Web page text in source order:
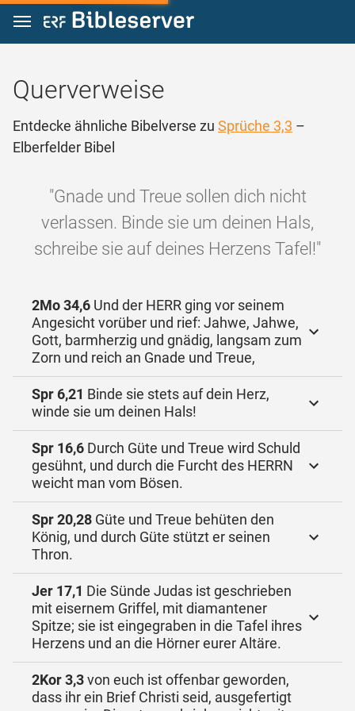
Zum Inhalt springen
Querverweise
Entdecke ähnliche Bibelverse zu Sprüche 3,3 –
Elberfelder Bibel
"Gnade und Treue sollen dich nicht
verlassen. Binde sie um deinen Hals,
schreibe sie auf deines Herzens Tafel!"
2Mo 34,6 Und der HERR ging vor seinem
Angesicht vorüber und rief: Jahwe, Jahwe,
Gott, barmherzig und gnädig, langsam zum
Zorn und reich an Gnade und Treue,
Spr 6,21 Binde sie stets auf dein Herz,
winde sie um deinen Hals!
Spr 16,6 Durch Güte und Treue wird Schuld
gesühnt, und durch die Furcht des HERRN
weicht man vom Bösen.
Spr 20,28 Güte und Treue behüten den
König, und durch Güte stützt er seinen
Thron.
Jer 17,1 Die Sünde Judas ist geschrieben
mit eisernem Griffel, mit diamantener
Spitze; sie ist eingegraben in die Tafel ihres
Herzens und an die Hörner eurer Altäre.
2Kor 3,3von euch ist offenbar geworden,
dass ihr ein Brief Christi seid, ausgefertigt